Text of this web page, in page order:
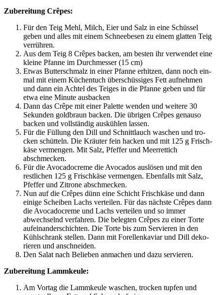
Zube­rei­tung Crêpes:
Für den Teig Mehl, Milch, Eier und Salz in eine Schüs­sel
geben und alles mit einem Schnee­be­sen zu einem glat­ten Teig
verrühren.
Aus dem Teig 8 Crê­pes backen, am bes­ten ihr ver­wen­det eine
klei­ne Pfan­ne im Durch­mes­ser (15 cm)
Etwas But­ter­schmalz in einer Pfan­ne erhit­zen, dann noch ein­
mal mit einem Küchen­tuch über­schüs­si­ges Fett auf­neh­men
und dann ein Ach­tel des Tei­ges in die Pfan­ne geben und für
etwa eine Minu­te ausbacken
Dann das Crê­pe mit einer Palet­te wen­den und wei­te­re 30
Sekun­den gold­braun backen. Die übri­gen Crê­pes genau­so
backen und voll­stän­dig aus­küh­len lassen.
Für die Fül­lung den Dill und Schnitt­lauch waschen und tro­
cken schüt­teln. Die Kräu­ter fein hacken und mit 125 g Frisch­
kä­se ver­men­gen. Mit Salz, Pfef­fer und Meer­ret­tich
abschmecken.
Für die Avo­ca­do­creme die Avo­ca­dos aus­lö­sen und mit den
rest­li­chen 125 g Frisch­kä­se ver­men­gen. Eben­falls mit Salz,
Pfef­fer und Zitro­ne abschmecken.
Nun auf die Crê­pes dünn eine Schicht Frisch­kä­se und dann
eini­ge Schei­ben Lachs ver­tei­len. Für das nächs­te Crê­pes dann
die Avo­ca­do­creme und Lachs ver­tei­len und so immer
abwech­selnd ver­fah­ren. Die beleg­ten Crê­pes zu einer Tor­te
auf­ein­an­der­schich­ten. Die Tor­te bis zum Ser­vie­ren in den
Kühl­schrank stel­len. Dann mit Forel­len­ka­vi­ar und Dill deko­
rie­ren und anschneiden.
Den Salat nach Belie­ben anma­chen und dazu servieren.
Zube­rei­tung Lammkeule:
Am Vor­tag die Lamm­keu­le waschen, tro­cken tup­fen und